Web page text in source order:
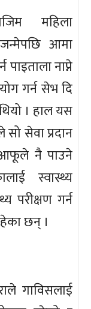
महिला
आमा
नाप्ने
गर्न सेभ दि
। हाल यस
सेवा प्रदान
आफूले नै पाउने
स्वास्थ्य
परीक्षण गर्न
छन् ।
गाविसलाई